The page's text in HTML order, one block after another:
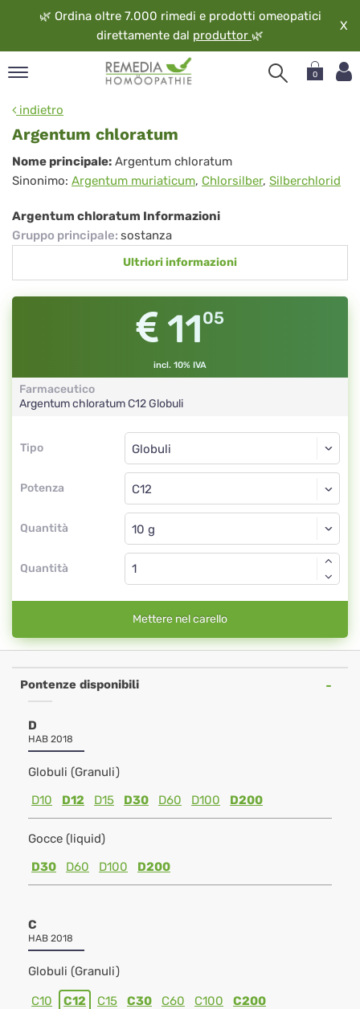
🌿 Ordina oltre 7.000 rimedi e prodotti omeopatici
direttamente dal produttor 🌿
X
0
indietro
Argentum chloratum
Argentum
chloratum
Nome principale: Argentum chloratum
Sinonimo: Argentum muriaticum, Chlorsilber, Silberchlorid
Argentum chloratum Informazioni
Gruppo principale: sostanza
Ultriori informazioni
1105
incl. 10% IVA
Farmaceutico
Argentum chloratumC12Globuli
Tipo
Tipo
Potenza
Globuli
C12
Quantità
Globuli
Quantità
Mettere nel carello
Pontenze disponibili
D
HAB 2018
Globuli (Granuli)
D10
D12 D15 D30 D60 D100 D200
Gocce (liquid)
D30
D60 D100 D200
C
HAB 2018
Globuli (Granuli)
C10 C12 C15 C30 C60 C100 C200